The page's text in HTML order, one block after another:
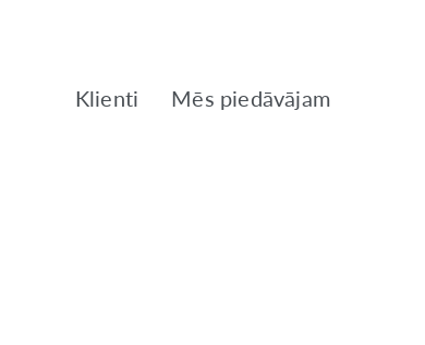
Klienti Mēs piedāvājam